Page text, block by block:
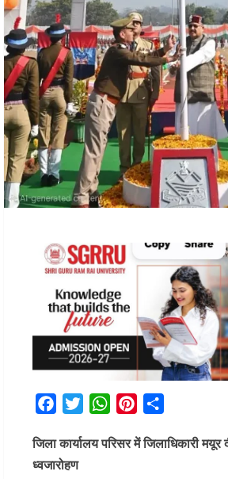
FacebookTwitterWhatsAppPinterest
जिला कार्यालय परिसर में जिलाधिकारी मयूर
ध्वजारोहण